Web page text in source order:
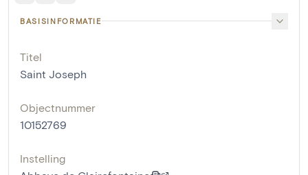
BASISINFORMATIE
Titel
Saint Joseph
Objectnummer
10152769
Instelling